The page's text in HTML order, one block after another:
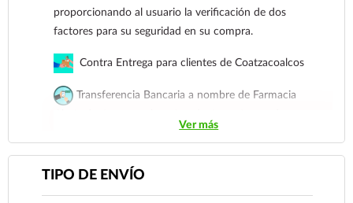
proporcionando al usuario la verificación de dos
factores para su seguridad en su compra.
Contra Entrega para clientes de Coatzacoalcos
Transferencia Bancaria a nombre de Farmacia
cuenta: Clave: 014854655008143954
Para esta forma de pago el cliente deberá enviar su
comprobante de pago a al siguiente correo
Ver más
TIPO DE ENVÍO